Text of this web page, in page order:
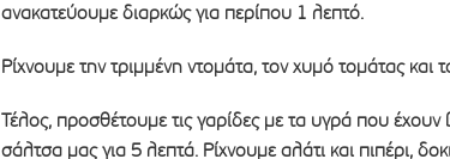
ανακατεύουμε διαρκώς για περίπου 1 λεπτό.
Ρίχνουμε την τριμμένη ντομάτα, τον χυμό τομάτας και
Τέλος, προσθέτουμε τις γαρίδες με τα υγρά που έχουν
σάλτσα μας για 5 λεπτά. Ρίχνουμε αλάτι και πιπέρι,